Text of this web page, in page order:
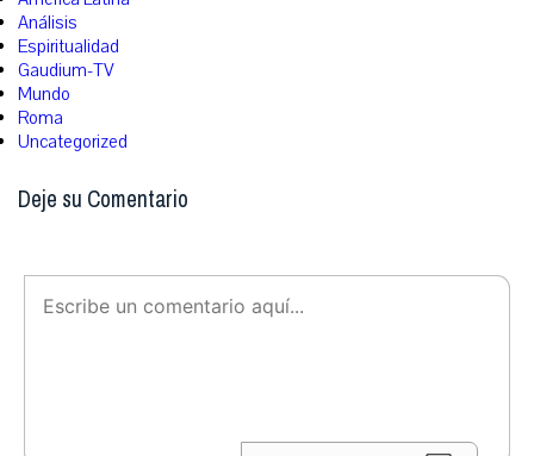
Análisis
Espiritualidad
Gaudium-TV
Mundo
Roma
Uncategorized
Deje su Comentario